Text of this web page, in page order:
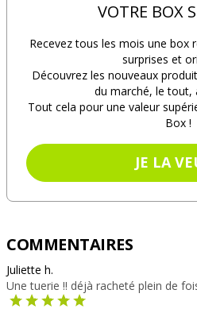
VOTRE BOX
Recevez tous les mois une box
surprises et
Découvrez les nouveaux
du marché, le tout,
Tout cela pour une valeur
Box !
JE LA
COMMENTAIRES
Juliette h.
Une tuerie !! déjà racheté plein de